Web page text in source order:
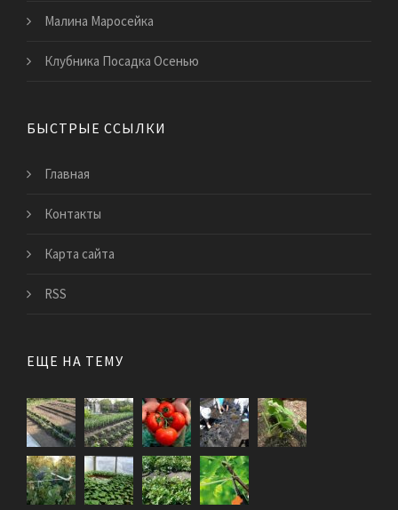
Малина Маросейка
Клубника Посадка Осенью
БЫСТРЫЕ ССЫЛКИ
Главная
Контакты
Карта сайта
RSS
ЕЩЕ НА ТЕМУ